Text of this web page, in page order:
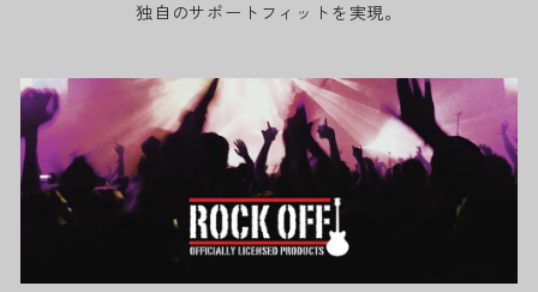
独自のサポートフィットを実現。